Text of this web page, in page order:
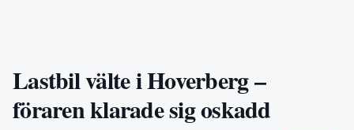
Lastbil välte i Hoverberg –
föraren klarade sig oskadd